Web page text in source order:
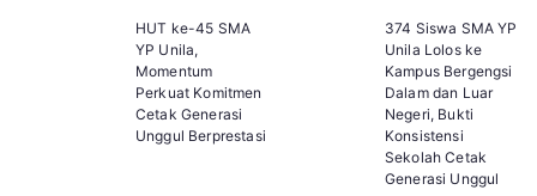
HUT ke-45 SMA
YP Unila,
Momentum
Perkuat Komitmen
Cetak Generasi
Unggul Berprestasi
374 Siswa SMA YP
Unila Lolos ke
Kampus Bergengsi
Dalam dan Luar
Negeri, Bukti
Konsistensi
Sekolah Cetak
Generasi Unggul